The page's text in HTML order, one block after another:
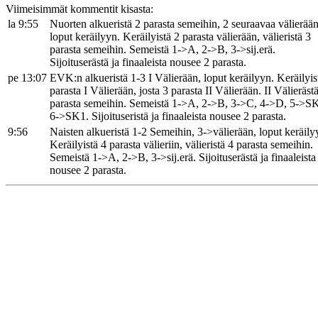
Viimeisimmät kommentit kisasta:
la 9:55
Nuorten alkueristä 2 parasta semeihin, 2 seuraavaa
loput keräilyyn. Keräilyistä 2 parasta välierään, välieristä 3
parasta semeihin. Semeistä 1->A, 2->B, 3->sij.erä.
Sijoituserästä ja finaaleista nousee 2 parasta.
pe 13:07 EVK:n alkueristä 1-3 I Välierään, loput keräilyyn.
parasta I Välierään, josta 3 parasta II Välierään. II
parasta semeihin. Semeistä 1->A, 2->B, 3->C, 4->D, 5-
6->SK1. Sijoituseristä ja finaaleista nousee 2 parasta.
9:56
Naisten alkueristä 1-2 Semeihin, 3->välierään, loput
Keräilyistä 4 parasta välieriin, välieristä 4 parasta semeihin.
Semeistä 1->A, 2->B, 3->sij.erä. Sijoituserästä ja finaaleista
nousee 2 parasta.